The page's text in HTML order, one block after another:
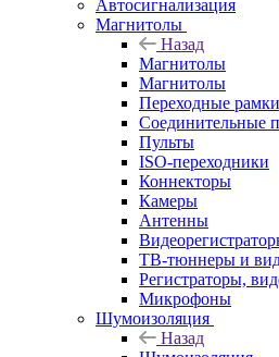
Автосигнализация
Магнитолы
Назад
Магнитолы
Магнитолы
Переходные рамки
Соединительные
Пульты
ISO-переходники
Коннекторы
Камеры
Антенны
ТВ-тюннеры и
Регистраторы,
Микрофоны
Шумоизоляция
Назад